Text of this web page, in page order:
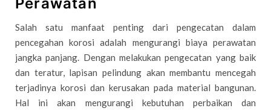
Salah satu manfaat penting dari pengecatan dalam
pencegahan korosi adalah mengurangi biaya perawatan
jangka panjang. Dengan melakukan pengecatan yang baik
dan teratur, lapisan pelindung akan membantu mencegah
terjadinya korosi dan kerusakan pada material bangunan.
Hal ini akan mengurangi kebutuhan perbaikan dan